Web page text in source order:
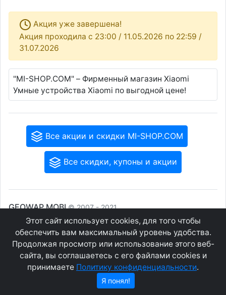
Акция уже завершена!
Акция проходила c 23:00 / 11.05.2026 по 22:59 /
31.07.2026
"MI-SHOP.COM" – Фирменный магазин Xiaomi
Умные устройства Xiaomi по выгодной цене!
Все акции и скидки MI-SHOP.COM
Все скидки, купоны и акции
GEOWAP.MOBI© 2007 - 2021
Соглашение
Конфиденциальность
О сайте
Контакты
Этот сайт использует cookies, для того чтобы
обеспечить вам максимальный уровень удобства.
Продолжая просмотр или использование этого веб-
сайта, вы соглашаетесь с его файлами cookies и
принимаете Политику конфиденциальности.
Я понял!